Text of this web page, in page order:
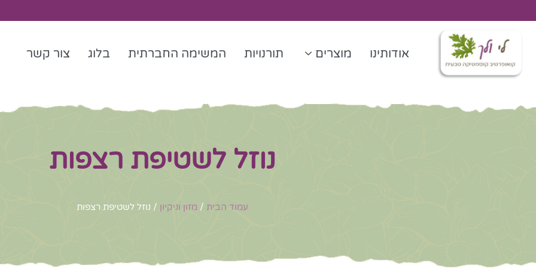
לתוכן
אודותינו מוצרים תורנויות המשימה החברתית בלוג צור קשר
נוזל לשטיפת רצפות
עמוד הבית / מזון וניקיון / נוזל לשטיפת רצפות